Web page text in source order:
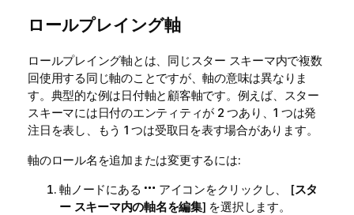
ロールプレイング軸
ロールプレイング軸とは、同じスター スキーマ内で複数
回使用する同じ軸のことですが、軸の意味は異なりま
す。典型的な例は日付軸と顧客軸です。例えば、スター
スキーマには日付のエンティティが 2 つあり、1 つは発
注日を表し、もう 1 つは受取日を表す場合があります。
軸のロール名を追加または変更するには:
軸ノードにある
アイコンをクリックし、 [スタ
ー スキーマ内の軸名を編集] を選択します。